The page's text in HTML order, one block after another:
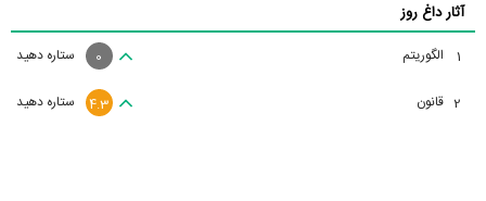
آثار داغ روز
1 الگوریتم ستاره دهید 0
2 قانون ستاره دهید 4.3